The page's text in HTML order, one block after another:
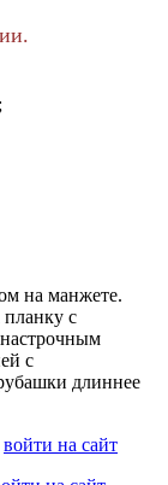
на манжете.
планку с
с
длиннее
войти на сайт